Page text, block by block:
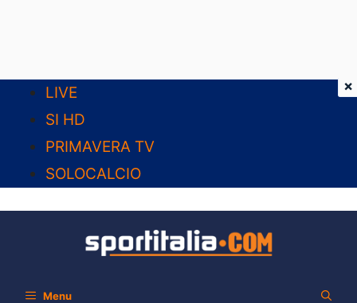
contenuto
LIVE
SI HD
PRIMAVERA TV
SOLOCALCIO
Menu
×